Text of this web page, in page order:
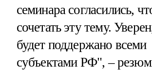
семинара согласились,
сочетать эту тему.
будет поддержано всеми
субъектами РФ", –